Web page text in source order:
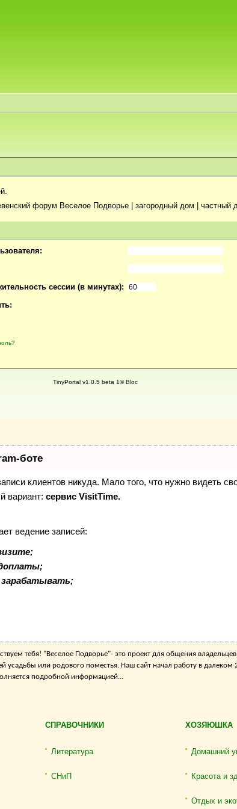
форум Веселое Подворье | загородный дом | частный
сессии (в минутах):
TinyPortal v1.0.5 beta 1© Bloc
боте
клиентов никуда. Мало того, что нужно видеть
вариант: сервис VisitTime.
ведение записей:
зарабатывать;
тебя! "Веселое Подворье"- это проект для общения
усадьбы или родового поместья. Наш сайт начал работу в далеком
подробной информацией...
СПРАВОЧНИКИ
Литература
СНиП
ХОЗЯЮШКА
Домашний
Красота и
Отдых и